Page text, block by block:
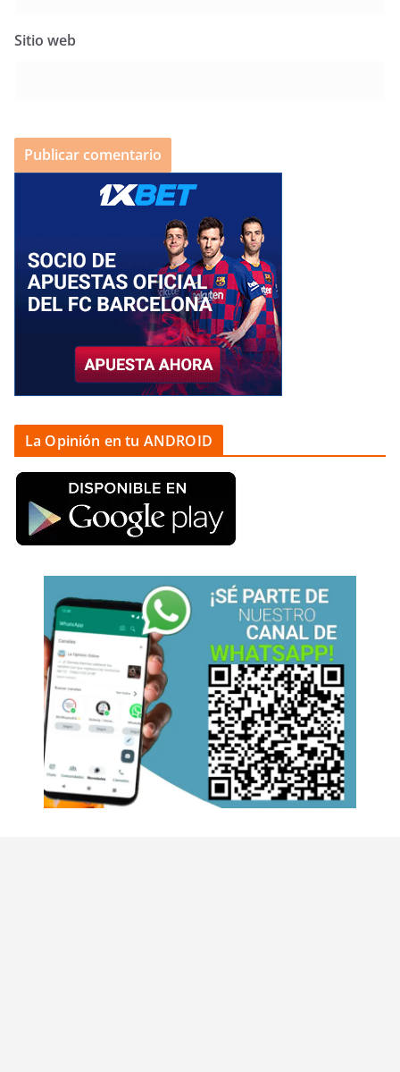
Sitio web
La Opinión en tu ANDROID